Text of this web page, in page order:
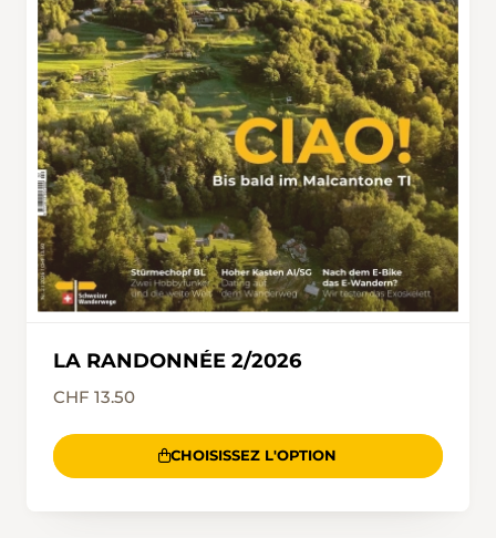
LA RANDONNÉE 2/2026
CHF 13.50
CHOISISSEZ L'OPTION